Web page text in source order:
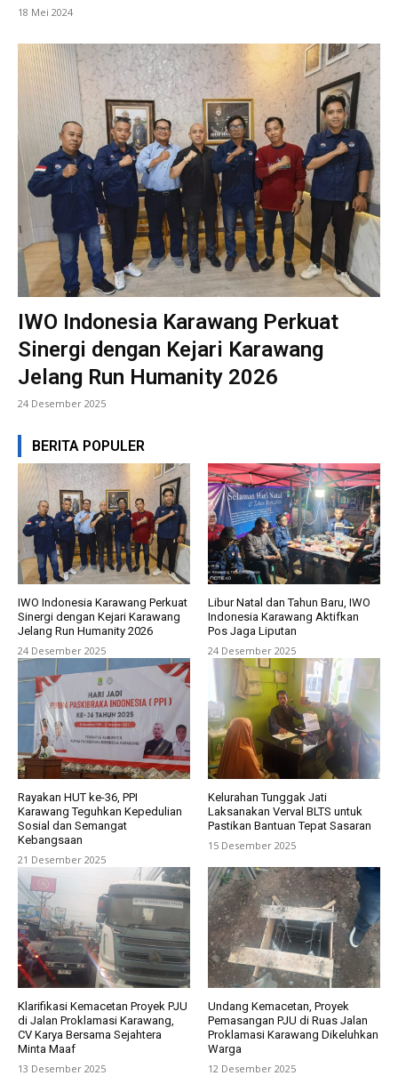
18 Mei 2024
IWO Indonesia Karawang Perkuat
Sinergi dengan Kejari Karawang
Jelang Run Humanity 2026
24 Desember 2025
BERITA POPULER
IWO Indonesia Karawang Perkuat
Sinergi dengan Kejari Karawang
Jelang Run Humanity 2026
24 Desember 2025
Libur Natal dan Tahun Baru, IWO
Indonesia Karawang Aktifkan
Pos Jaga Liputan
24 Desember 2025
Rayakan HUT ke-36, PPI
Karawang Teguhkan Kepedulian
Sosial dan Semangat
Kebangsaan
21 Desember 2025
Kelurahan Tunggak Jati
Laksanakan Verval BLTS untuk
Pastikan Bantuan Tepat Sasaran
15 Desember 2025
Klarifikasi Kemacetan Proyek PJU
di Jalan Proklamasi Karawang,
CV Karya Bersama Sejahtera
Minta Maaf
13 Desember 2025
Undang Kemacetan, Proyek
Pemasangan PJU di Ruas Jalan
Proklamasi Karawang Dikeluhkan
Warga
12 Desember 2025